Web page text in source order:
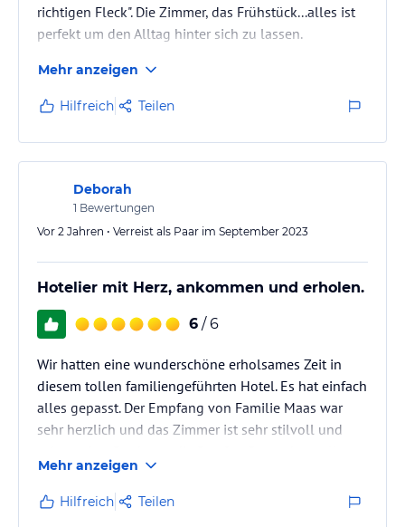
richtigen Fleck". Die Zimmer, das Frühstück...alles ist
perfekt um den Alltag hinter sich zu lassen.
Mehr anzeigen
Hilfreich Teilen
Deborah
1 Bewertungen
Vor 2 Jahren • Verreist als Paar im September 2023
Hotelier mit Herz, ankommen und erholen.
6 / 6
Wir hatten eine wunderschöne erholsames Zeit in
diesem tollen familiengeführten Hotel. Es hat einfach
alles gepasst. Der Empfang von Familie Maas war
sehr herzlich und das Zimmer ist sehr stilvoll und
gibt im Zimmer eine Möglichkeit Kaffee, Tee oder
eine Mahlzeit in der kleinen Pentryküche
zuzubereiten. Wir hatten vom Zimmer aus einen
Mehr anzeigen
Hilfreich Teilen